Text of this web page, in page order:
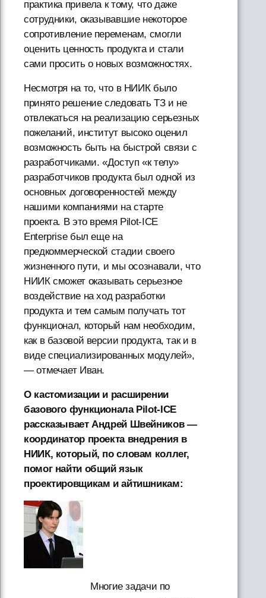
практика привела к тому, что даже
сотрудники, оказывавшие некоторое
сопротивление переменам, смогли
оценить ценность продукта и стали
сами просить о новых возможностях.
Несмотря на то, что в НИИК было
принято решение следовать ТЗ и не
отвлекаться на реализацию серьезных
пожеланий, институт высоко оценил
возможность быть на быстрой связи с
разработчиками. «Доступ «к телу»
разработчиков продукта был одной из
основных договоренностей между
нашими компаниями на старте
проекта. В это время Pilot-ICE
Enterprise был еще на
предкоммерческой стадии своего
жизненного пути, и мы осознавали, что
НИИК сможет оказывать серьезное
воздействие на ход разработки
продукта и тем самым получать тот
функционал, который нам необходим,
как в базовой версии продукта, так и в
виде специализированных модулей»,
— отмечает Иван.
О кастомизации и расширении
базового функционала Pilot-ICE
рассказывает Андрей Швейников —
координатор проекта внедрения в
НИИК, который, по словам коллег,
помог найти общий язык
проектировщикам и айтишникам:
Многие задачи по